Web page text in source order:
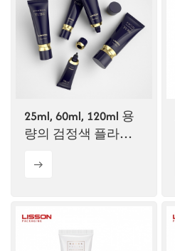
25ml, 60ml, 120ml 용
량의 검정색 플라스
즈 (플라스틱 뚜껑 포